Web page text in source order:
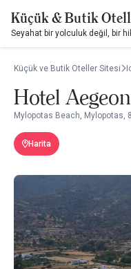
Küçük & Butik
Seyahat bir yolculuk değil, bir
Küçük ve Butik Oteller Sitesi
Hotel Aegeon
Mylopotas Beach, Mylopotas,
Harita